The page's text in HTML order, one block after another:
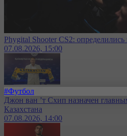
Phygital Shooter CS2:
07.08.2026, 15:00
#Футбол
Джон ван ’т Схип назначен
Казахстана
07.08.2026, 14:00